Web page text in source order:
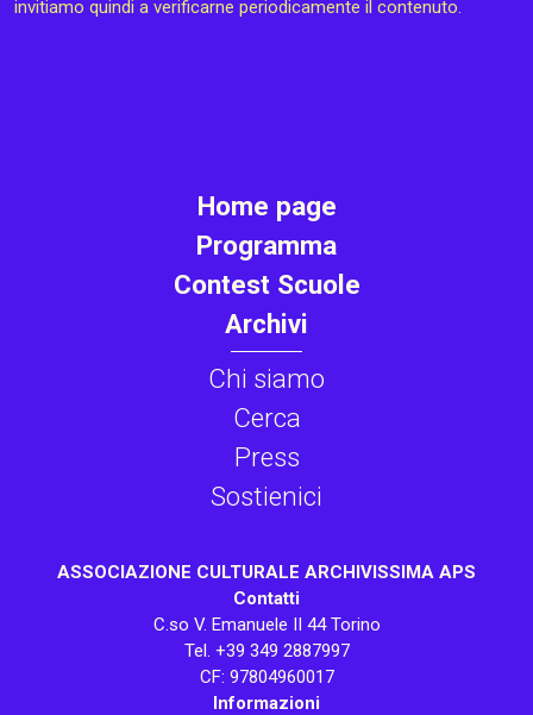
invitiamo quindi a verificarne periodicamente il contenuto.
Home page
Programma
Contest Scuole
Archivi
Chi siamo
Cerca
Press
Sostienici
ASSOCIAZIONE CULTURALE ARCHIVISSIMA APS
Contatti
C.so V. Emanuele II 44 Torino
Tel. +39 349 2887997
CF: 97804960017
Informazioni